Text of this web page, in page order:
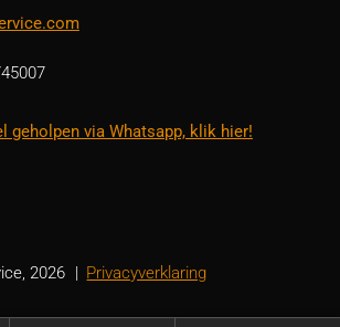
geholpen via Whatsapp, klik hier!
2026 Privacyverklaring